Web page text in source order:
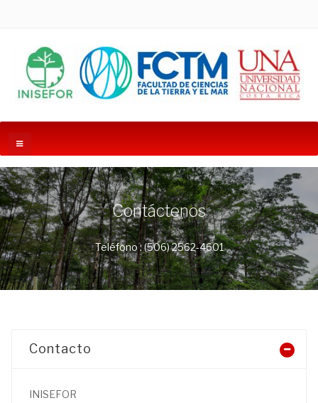
Contáctenos
Teléfono : (506) 2562-4601
Contacto
INISEFOR